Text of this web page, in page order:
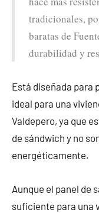
tradicionales,
baratas de
durabilidad y
Está diseñada para
ideal para una
Valdepero, ya que
de sándwich y no
energéticamente.
Aunque el panel de
suficiente para una